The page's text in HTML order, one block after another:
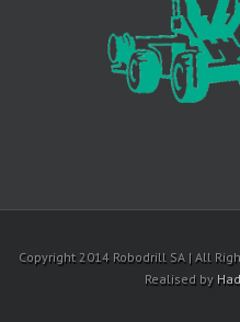
Copyright 2014 Robodrill SA | All
Realised by